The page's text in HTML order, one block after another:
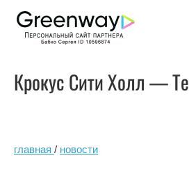
Крокус Сити Холл —
главная / новости